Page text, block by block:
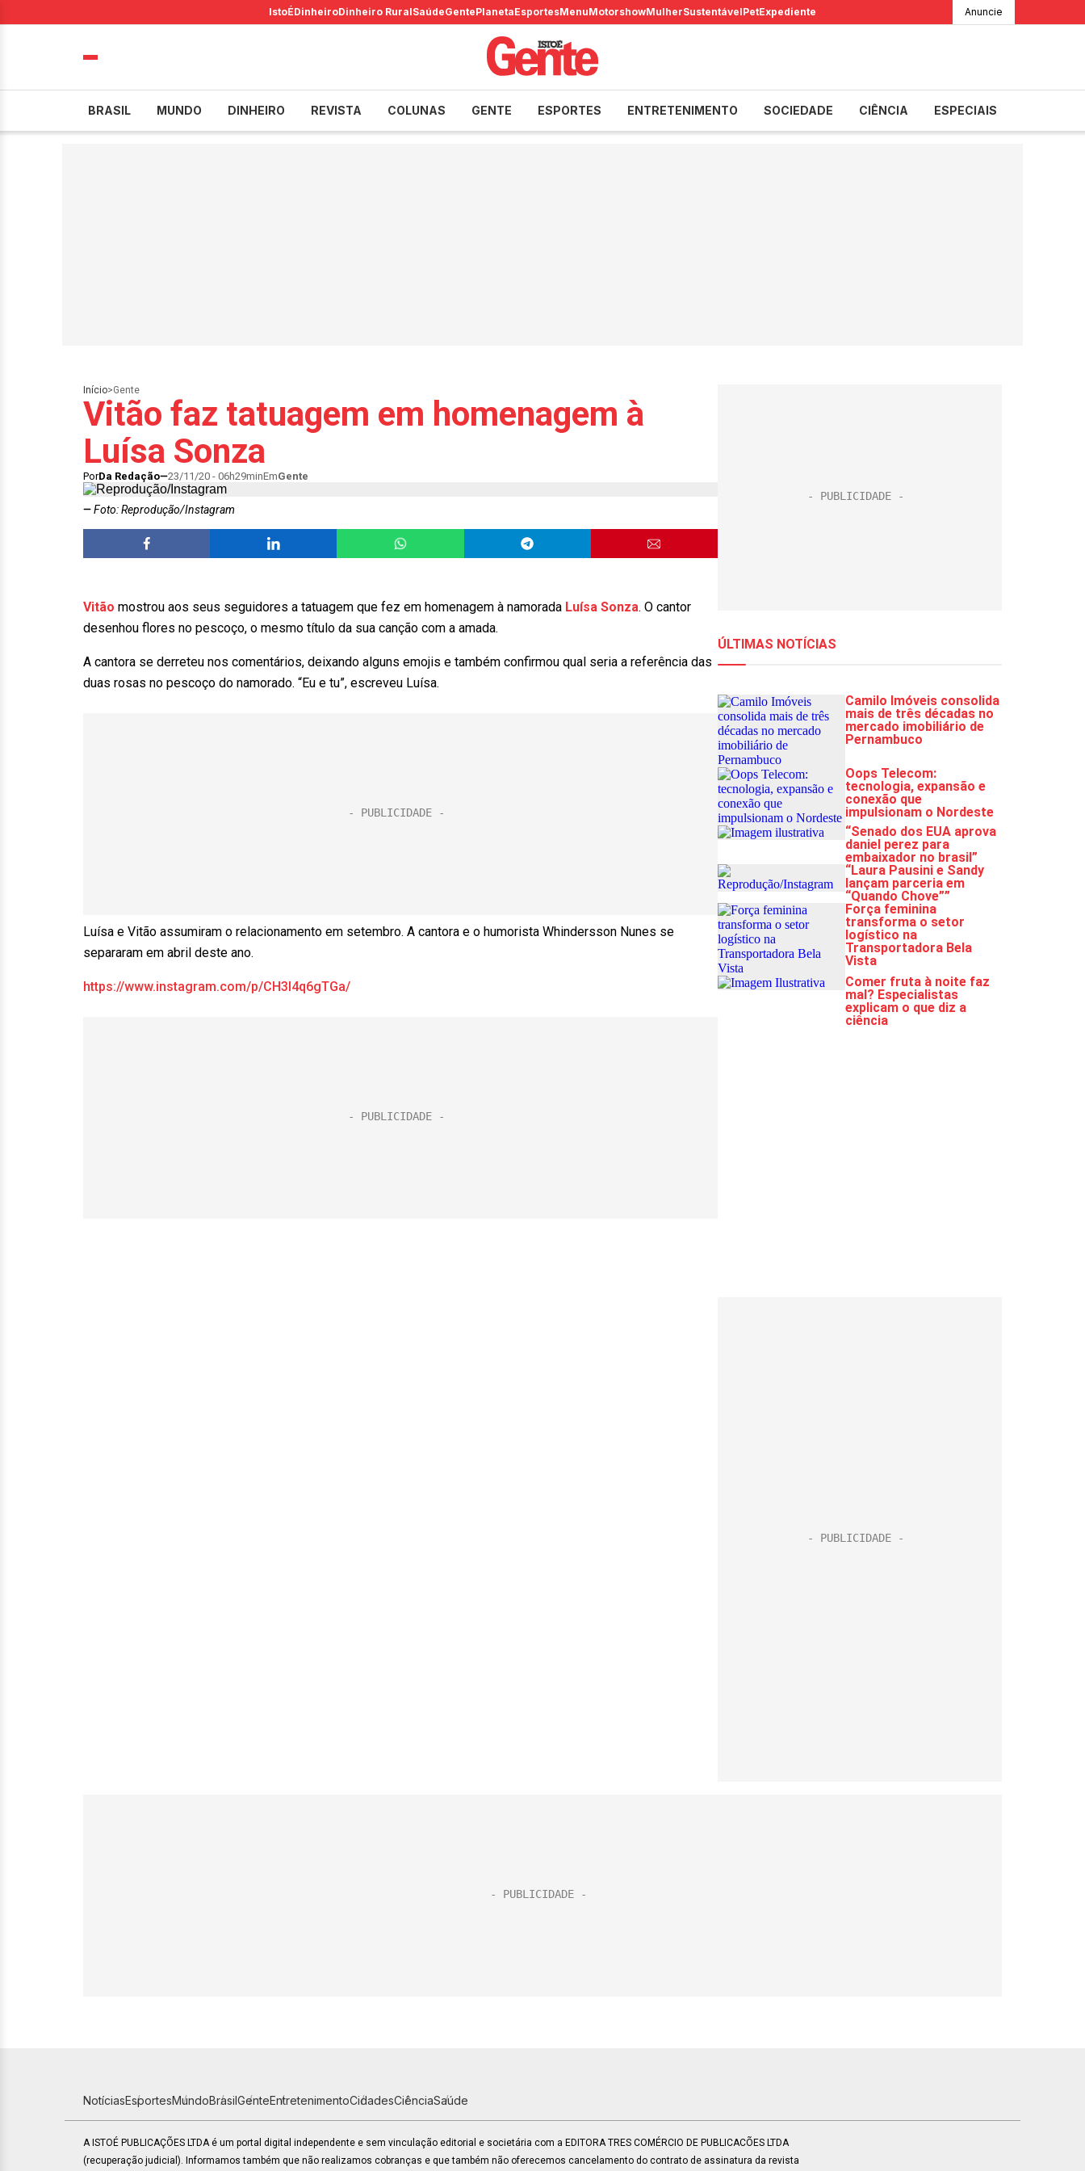
IstoÉDinheiroDinheiro RuralSaúdeGentePlanetaEsportesMenuMotorshowMulherSustentávelPetExpediente Anuncie
BRASIL MUNDO DINHEIRO REVISTA COLUNAS GENTE ESPORTES ENTRETENIMENTO SOCIEDADE CIÊNCIA ESPECIAIS
Início>Gente
Vitão faz tatuagem em homenagem à
Luísa Sonza
PorDa Redação 23/11/20 - 06h29minEmGente
Foto: Reprodução/Instagram
Vitão mostrou aos seus seguidores a tatuagem que fez em homenagem à namorada Luísa Sonza. O cantor
desenhou flores no pescoço, o mesmo título da sua canção com a amada.
A cantora se derreteu nos comentários, deixando alguns emojis e também confirmou qual seria a referência das
duas rosas no pescoço do namorado. “Eu e tu”, escreveu Luísa.
Luísa e Vitão assumiram o relacionamento em setembro. A cantora e o humorista Whindersson Nunes se
separaram em abril deste ano.
https://www.instagram.com/p/CH3l4q6gTGa/
NotíciasEsportesMundoBrasilGenteEntretenimentoCidadesCiênciaSaúde
A ISTOÉ PUBLICAÇÕES LTDA é um portal digital independente e sem vinculação editorial e societária com a EDITORA TRES COMÉRCIO DE PUBLICACÕES LTDA
(recuperação judicial). Informamos também que não realizamos cobranças e que também não oferecemos cancelamento do contrato de assinatura da revista